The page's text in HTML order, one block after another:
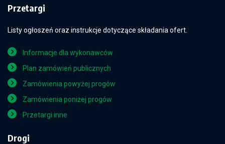
Przetargi
Listy ogłoszeń oraz instrukcje dotyczące składania ofert.
Informacje dla wykonawców
Plan zamówień publicznych
Zamówienia powyżej progów
Zamówienia poniżej progów
Przetargi inne
Drogi